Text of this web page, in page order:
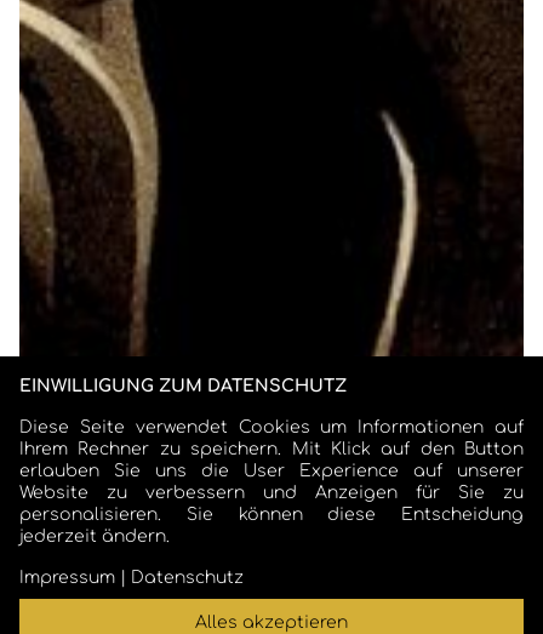
Normaler Fließtext
Autor: Cosmo Scharmer
COSMO SCHARMER
EINWILLIGUNG ZUM DATENSCHUTZ
Diese Seite verwendet Cookies um Informationen auf
Ihrem Rechner zu speichern. Mit Klick auf den Button
erlauben Sie uns die User Experience auf unserer
Website zu verbessern und Anzeigen für Sie zu
personalisieren. Sie können diese Entscheidung
jederzeit ändern.
Impressum Datenschutz
Alles akzeptieren